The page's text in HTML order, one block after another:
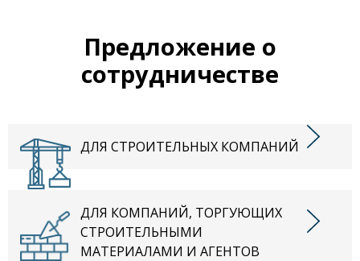
Предложение о
сотрудничестве
ДЛЯ СТРОИТЕЛЬНЫХ КОМПАНИЙ
ДЛЯ КОМПАНИЙ, ТОРГУЮЩИХ
СТРОИТЕЛЬНЫМИ
МАТЕРИАЛАМИ И АГЕНТОВ